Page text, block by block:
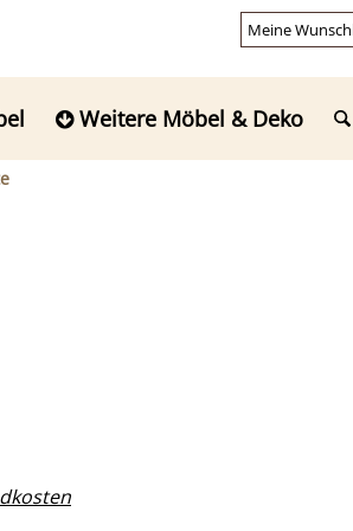
Meine
Weitere Möbel & Deko